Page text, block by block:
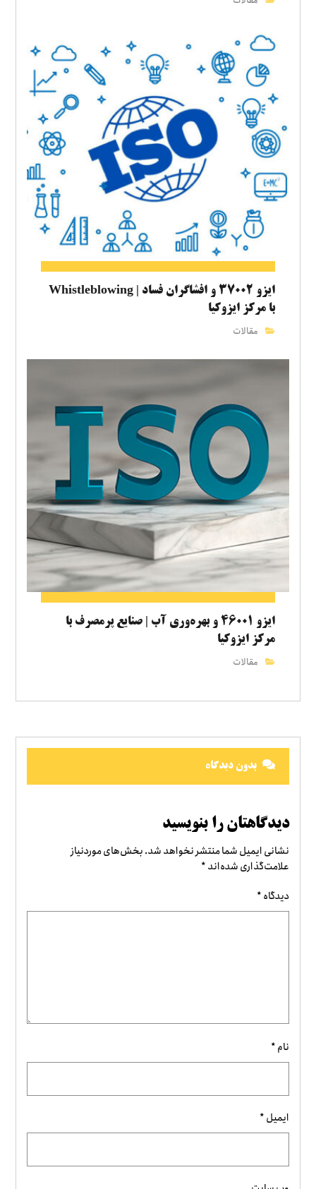
ایزو ۳۷۰۰۲ و افشاگران فساد | Whistleblowing
با مرکز ایزوکیا
مقالات
ایزو ۴۶۰۰۱ و بهره‌وری آب | صنایع پرمصرف با
مرکز ایزوکیا
مقالات
بدون دیدگاه
دیدگاهتان را بنویسید
نشانی ایمیل شما منتشر نخواهد شد.بخش‌های موردنیاز
علامت‌گذاری شده‌اند*
دیدگاه*
نام*
ایمیل*